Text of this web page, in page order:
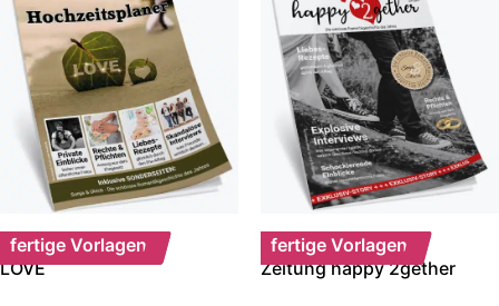
fertige Vorlagen
LOVE
fertige Vorlagen
Zeitung happy 2gether